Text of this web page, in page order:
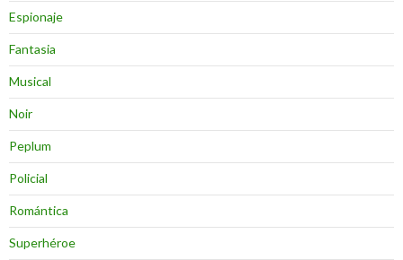
Espionaje
Fantasia
Musical
Noir
Peplum
Policial
Romántica
Superhéroe